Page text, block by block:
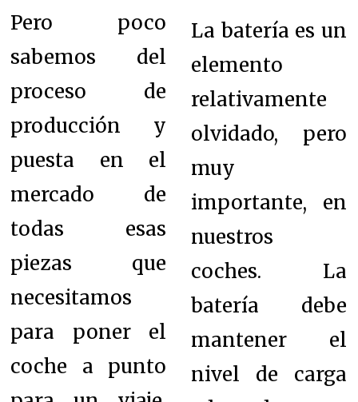
Pero poco
sabemos del
proceso de
producción y
puesta en el
mercado de
todas esas
piezas que
necesitamos
para poner el
coche a punto
La batería es un
elemento
relativamente
olvidado, pero
muy
importante, en
nuestros
coches. La
batería debe
mantener el
nivel de carga